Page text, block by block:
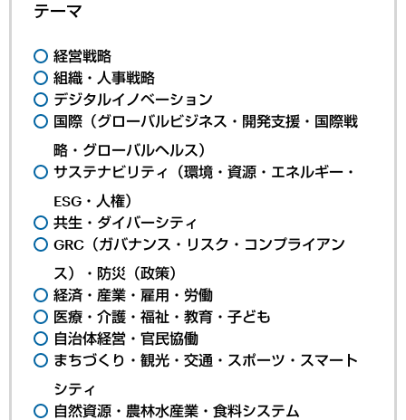
テーマ
経営戦略
組織・人事戦略
デジタルイノベーション
国際（グローバルビジネス・開発支援・国際戦
略・グローバルヘルス）
サステナビリティ（環境・資源・エネルギー・
ESG・人権）
共生・ダイバーシティ
GRC（ガバナンス・リスク・コンプライアン
ス）・防災（政策）
経済・産業・雇用・労働
医療・介護・福祉・教育・子ども
自治体経営・官民協働
まちづくり・観光・交通・スポーツ・スマート
シティ
自然資源・農林水産業・食料システム